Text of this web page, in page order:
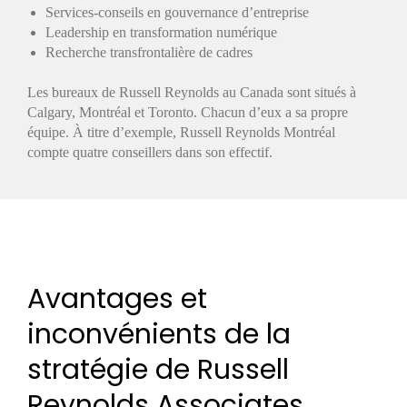
Services-conseils en gouvernance d’entreprise
Leadership en transformation numérique
Recherche transfrontalière de cadres
Les bureaux de Russell Reynolds au Canada sont situés à
Calgary, Montréal et Toronto. Chacun d’eux a sa propre
équipe. À titre d’exemple, Russell Reynolds Montréal
compte quatre conseillers dans son effectif.
Avantages et
inconvénients de la
stratégie de Russell